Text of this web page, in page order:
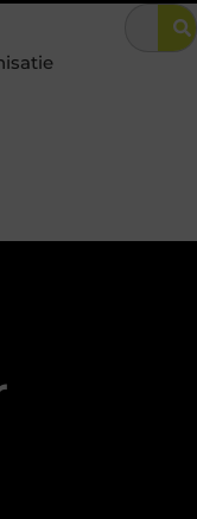
woningbeveiliging